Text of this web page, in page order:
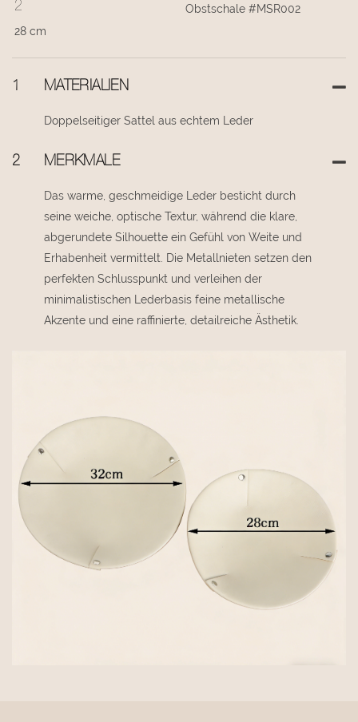
28 cm
Obstschale #MSR002
1 MATERIALIEN
Doppelseitiger Sattel aus echtem Leder
2 MERKMALE
Das warme, geschmeidige Leder besticht durch
seine weiche, optische Textur, während die klare,
abgerundete Silhouette ein Gefühl von Weite und
Erhabenheit vermittelt. Die Metallnieten setzen den
perfekten Schlusspunkt und verleihen der
minimalistischen Lederbasis feine metallische
Akzente und eine raffinierte, detailreiche Ästhetik.